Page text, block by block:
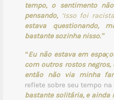
tempo, o sentimento
pensando, ‘Isso foi
estava questionando,
bastante sozinha nisso.”
“Eu não estava em
com outros rostos negros,
então não via minha
reflete sobre seu tempo na
bastante solitária, e ainda